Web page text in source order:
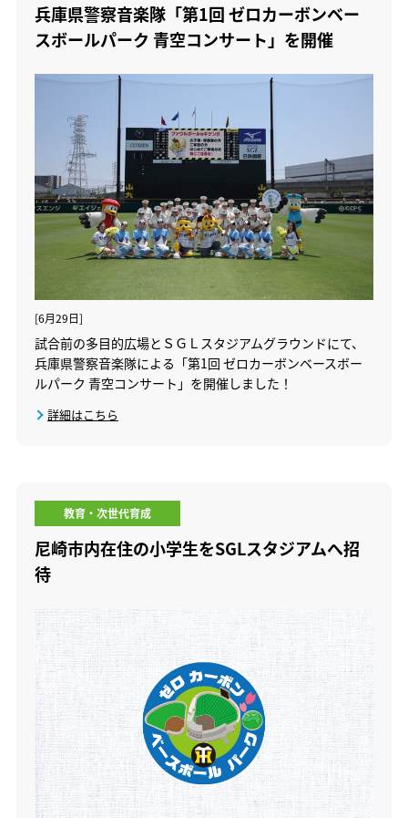
兵庫県警察音楽隊「第1回 ゼロカーボンベー
スボールパーク 青空コンサート」を開催
[6月29日]
試合前の多目的広場とＳＧＬスタジアムグラウンドにて、
兵庫県警察音楽隊による「第1回 ゼロカーボンベースボー
ルパーク 青空コンサート」を開催しました！
詳細はこちら
教育・次世代育成
尼崎市内在住の小学生をSGLスタジアムへ招
待